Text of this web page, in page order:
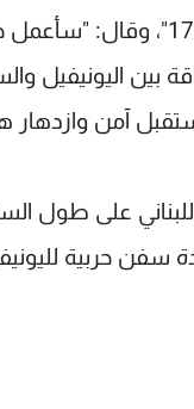
مهاممم ليل نهار، برا وبحرا، من
بين اليونيفيل
آمن وازدهار هذا
على طول
حربية